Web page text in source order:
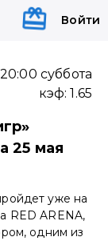
Войти
20:00 суббота
кэф:1.65
25 мая
уже на
RED ARENA,
одним из